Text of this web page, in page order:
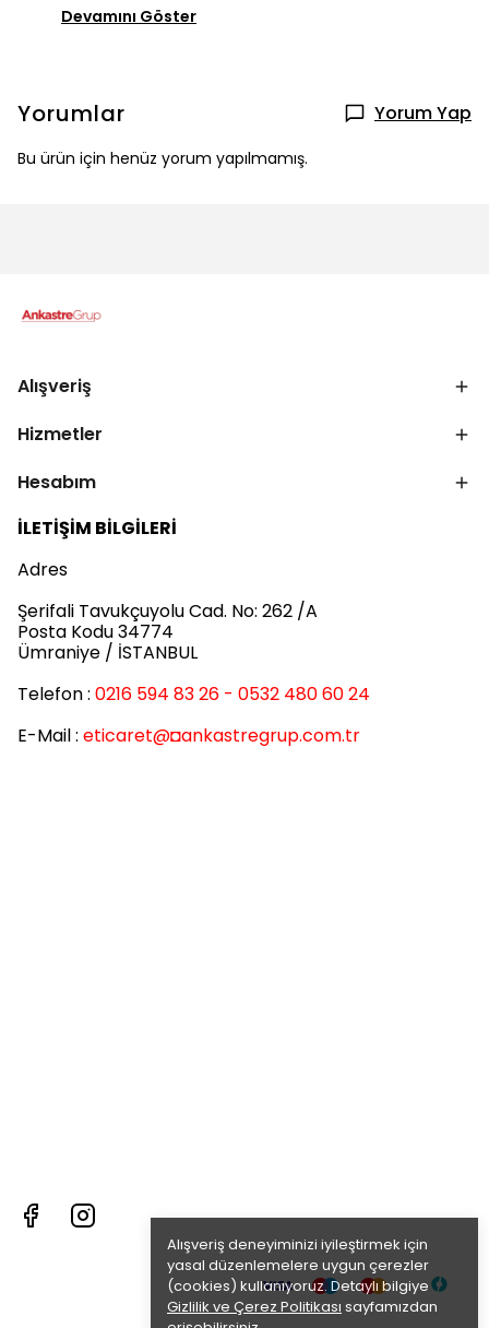
Alışveriş deneyiminizi iyileştirmek için
yasal düzenlemelere uygun çerezler
(cookies) kullanıyoruz. Detaylı bilgiye
Gizlilik ve Çerez Politikası sayfamızdan
Devamını Göster
Yorumlar Yorum Yap
Bu ürün için henüz yorum yapılmamış.
Alışveriş
Hizmetler
Hesabım
İLETİŞİM BİLGİLERİ
Adres
Şerifali Tavukçuyolu Cad. No: 262 /A
Posta Kodu 34774
Ümraniye / İSTANBUL
Telefon : 0216 594 83 26 - 0532 480 60 24
E-Mail : eticaret@◘ankastregrup.com.tr